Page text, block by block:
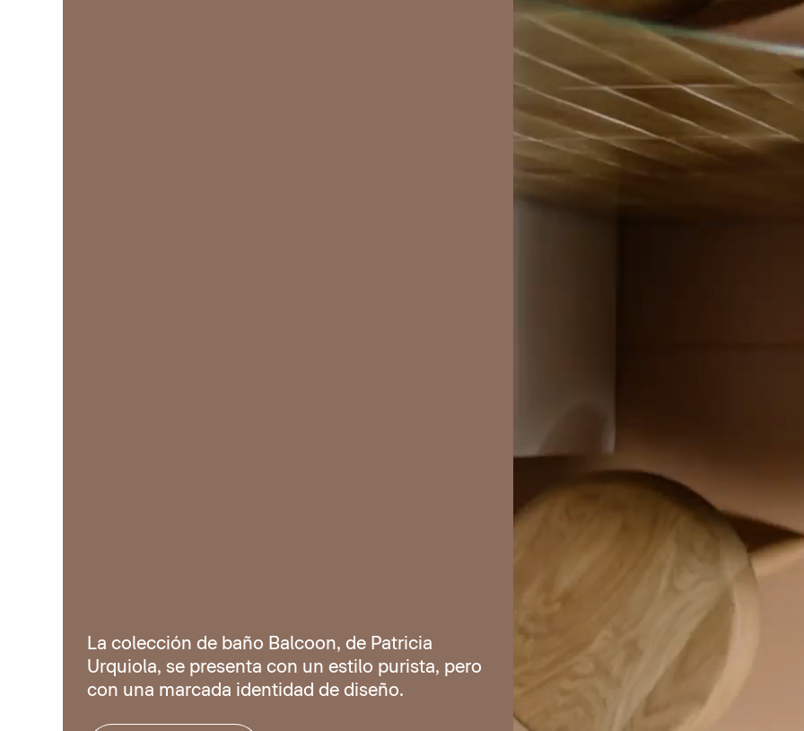
La colección de baño Balcoon, de Patricia
Urquiola, se presenta con un estilo purista, pero
con una marcada identidad de diseño.